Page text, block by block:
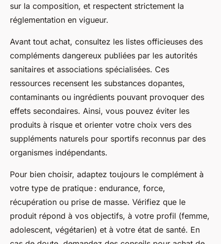
sur la composition, et respectent strictement la
réglementation en vigueur.
Avant tout achat, consultez les listes officieuses des
compléments dangereux publiées par les autorités
sanitaires et associations spécialisées. Ces
ressources recensent les substances dopantes,
contaminants ou ingrédients pouvant provoquer des
effets secondaires. Ainsi, vous pouvez éviter les
produits à risque et orienter votre choix vers des
suppléments naturels pour sportifs reconnus par des
organismes indépendants.
Pour bien choisir, adaptez toujours le complément à
votre type de pratique : endurance, force,
récupération ou prise de masse. Vérifiez que le
produit répond à vos objectifs, à votre profil (femme,
adolescent, végétarien) et à votre état de santé. En